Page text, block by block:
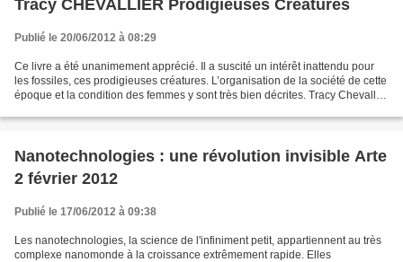
Tracy CHEVALLIER Prodigieuses Créatures
Publié le 20/06/2012 à 08:29
Ce livre a été unanimement apprécié. Il a suscité un intérêt inattendu pour
les fossiles, ces prodigieuses créatures. L’organisation de la société de cette
époque et la condition des femmes y sont très bien décrites. Tracy Chevallier
Nanotechnologies : une révolution invisible Arte
2 février 2012
Publié le 17/06/2012 à 09:38
Les nanotechnologies, la science de l'infiniment petit, appartiennent au très
complexe nanomonde à la croissance extrêmement rapide. Elles